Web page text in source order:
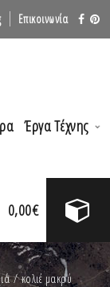
Επικοινωνία
Έργα Τέχνης
0,00€
/ κολιέ μακρύ